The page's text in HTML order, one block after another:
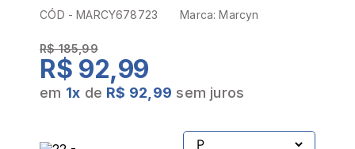
CÓD -MARCY678723 Marca:Marcyn
R$ 185,99
R$ 92,99
em 1x de R$ 92,99 sem juros